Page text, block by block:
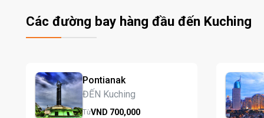
Các đường bay hàng đầu đến Kuching
Pontianak
ĐẾN Kuching
TừVND 700,000